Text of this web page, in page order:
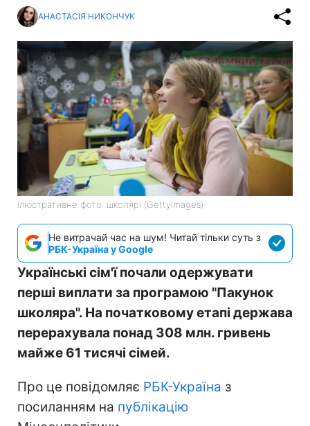
АНАСТАСІЯ НИКОНЧУК
Ілюстративне фото: школярі (GettyImages)
Не витрачай час на шум! Читай тільки суть з
РБК-Україна у Google
Українські сім'ї почали одержувати
перші виплати за програмою "Пакунок
школяра". На початковому етапі держава
перерахувала понад 308 млн. гривень
майже 61 тисячі сімей.
Про це повідомляє РБК-Україна з
посиланням на публікацію